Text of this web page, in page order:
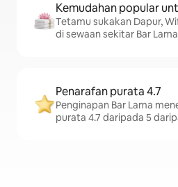
Kemudahan popular
Tetamu sukakan Dapur,
di sewaan sekitar Bar Lama
Penarafan purata 4.7
Penginapan Bar Lama
purata 4.7 daripada 5